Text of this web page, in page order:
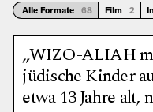
Alle Formate 68 Film 2
„WIZO-ALIAH
jüdische Kinder
etwa 13 Jahre alt,